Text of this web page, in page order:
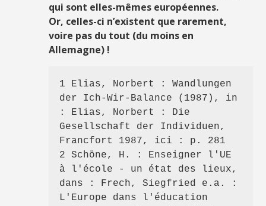
qui sont elles-mêmes européennes.
Or, celles-ci n’existent que rarement,
voire pas du tout (du moins en
Allemagne) !
1 Elias, Norbert : Wandlungen
der Ich-Wir-Balance (1987), in
: Elias, Norbert : Die
Gesellschaft der Individuen,
Francfort 1987, ici : p. 281
2 Schöne, H. : Enseigner l'UE
à l'école - un état des lieux,
dans : Frech, Siegfried e.a. :
L'Europe dans l'éducation